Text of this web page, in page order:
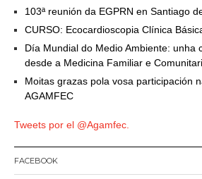
103ª reunión da EGPRN en Santiago
CURSO: Ecocardioscopia Clínica
Día Mundial do Medio Ambiente: unha
desde a Medicina Familiar e
Moitas grazas pola vosa participación
AGAMFEC
Tweets por el @Agamfec.
FACEBOOK